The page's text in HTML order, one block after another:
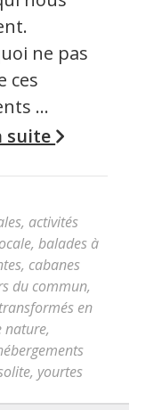
ne pas
ces
…
suite
, activités
, balades à
, cabanes
du commun,
en
nature,
, yourtes